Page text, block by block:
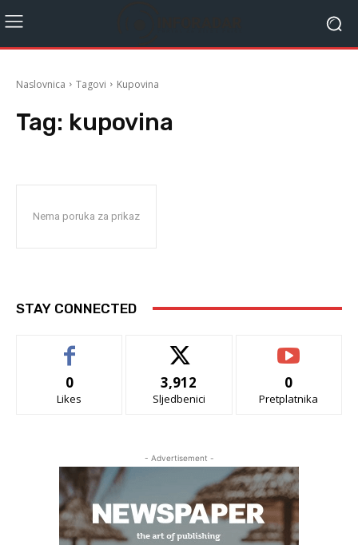
Naslovnica Tagovi Kupovina
Tag: kupovina
Nema poruka za prikaz
STAY CONNECTED
0
Likes
3,912
Sljedbenici
0
Pretplatnika
- Advertisement -